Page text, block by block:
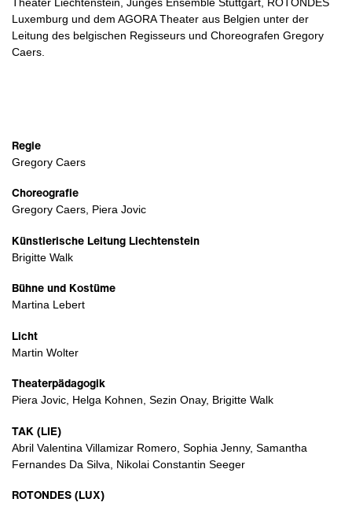
Luxemburg und dem AGORA Theater aus Belgien unter der
Leitung des belgischen Regisseurs und Choreografen Gregory
Caers.
Regie
Gregory Caers
Choreografie
Gregory Caers, Piera Jovic
Künstlerische Leitung Liechtenstein
Brigitte Walk
Bühne und Kostüme
Martina Lebert
Licht
Martin Wolter
Theaterpädagogik
Piera Jovic, Helga Kohnen, Sezin Onay, Brigitte Walk
TAK (LIE)
Abril Valentina Villamizar Romero, Sophia Jenny, Samantha
Fernandes Da Silva, Nikolai Constantin Seeger
ROTONDES (LUX)